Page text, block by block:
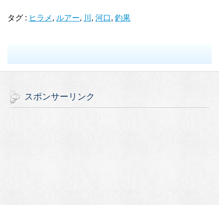
タグ : ヒラメ , ルアー, 川 , 河口, 釣果
スポンサーリンク